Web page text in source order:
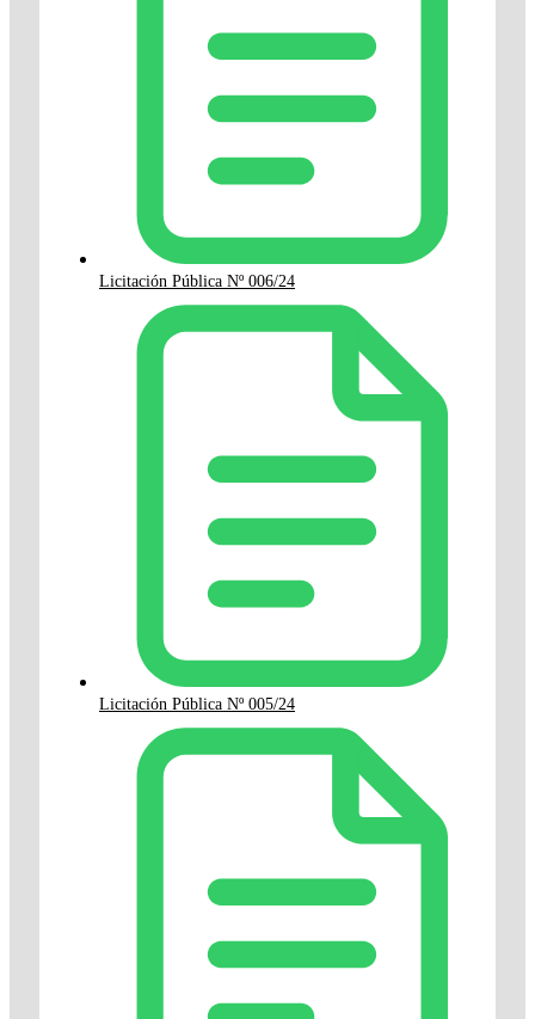
Licitación Pública Nº 006/24
Licitación Pública Nº 005/24